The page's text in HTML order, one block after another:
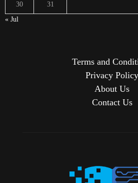
30
31
« Jul
Terms and
Privacy Policy
About Us
Contact Us